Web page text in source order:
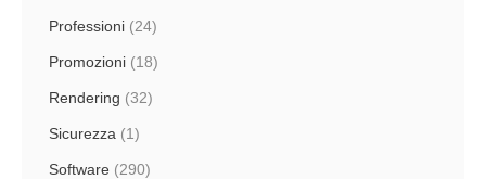
Professioni (24)
Promozioni (18)
Rendering (32)
Sicurezza (1)
Software (290)